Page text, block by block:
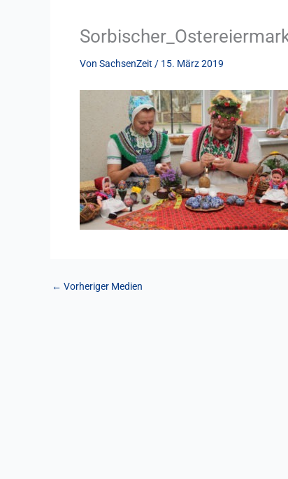
Von SachsenZeit / 15. März 2019
← Vorheriger Medien